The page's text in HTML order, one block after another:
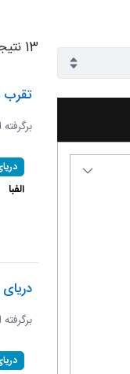
13 نتیجه برای
تقرب
الفبا